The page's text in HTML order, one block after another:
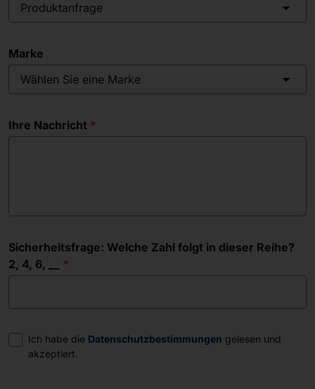
Produktanfrage
Marke
Wählen Sie eine Marke
Ihre Nachricht
Sicherheitsfrage: Welche Zahl folgt in dieser Reihe?
2, 4, 6, __
Einwilligung
Ich habe die Datenschutzbestimmungen gelesen und
akzeptiert.